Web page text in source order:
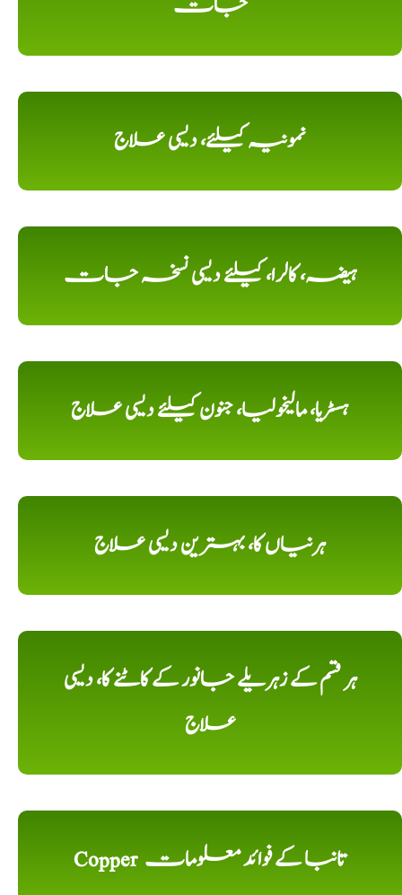
نمونیہ کیلئے، دیسی علاج
ہیضہ، کالرا، کیلئے دیسی نسخہ جات
ہسٹریا، مالیخولیا، جنون کیلئے دیسی علاج
ہرنیاں کا، بہترین دیسی علاج
ہر قسم کے زہریلے جانور کے کاٹنے کا، دیسی
علاج
Copper تانبا کے فوائد معلومات